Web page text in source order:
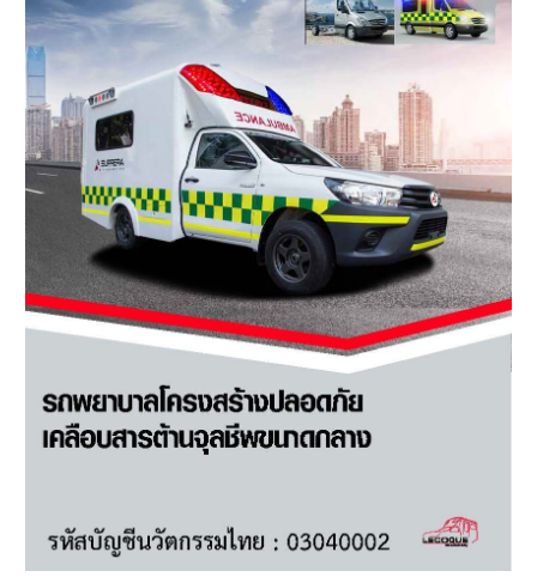
ติดต่อบริษัท